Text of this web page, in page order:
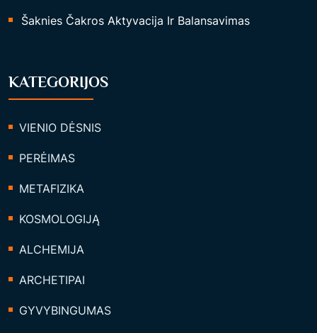
Šaknies Čakros Aktyvacija Ir Balansavimas
KATEGORIJOS
VIENIO DĖSNIS
PERĖIMAS
METAFIZIKA
KOSMOLOGIJĄ
ALCHEMIJA
ARCHETIPAI
GYVYBINGUMAS